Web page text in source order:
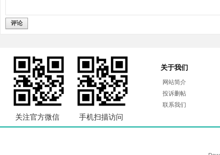
评论
关注官方微信 手机扫描访问
关于我们
网站简介
投诉删帖
联系我们